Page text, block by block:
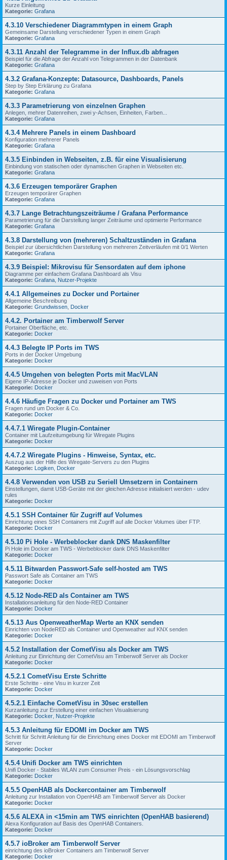
Kurze Einleitung
Kategorie: Grafana
4.3.10 Verschiedener Diagrammtypen in einem Graph
Gemeinsame Darstellung verschiedener Typen in einem Graph
Kategorie: Grafana
4.3.11 Anzahl der Telegramme in der Influx.db abfragen
Beispiel für die Abfrage der Anzahl von Telegrammen in der Datenbank
Kategorie: Grafana
4.3.2 Grafana-Konzepte: Datasource, Dashboards, Panels
Step by Step Erklärung zu Grafana
Kategorie: Grafana
4.3.3 Parametrierung von einzelnen Graphen
Anlegen, mehrer Datenreihen, zwei y-Achsen, Einheiten, Farben...
Kategorie: Grafana
4.3.4 Mehrere Panels in einem Dashboard
Konfiguration mehrerer Panels
Kategorie: Grafana
4.3.5 Einbinden in Webseiten, z.B. für eine Visualisierung
Einbindung von statischen oder dynamischen Graphen in Webseiten etc.
Kategorie: Grafana
4.3.6 Erzeugen temporärer Graphen
Erzeugen temporärer Graphen
Kategorie: Grafana
4.3.7 Lange Betrachtungszeiträume / Grafana Performance
Parametrierung für die Darstellung langer Zeiträume und optimierte Performance
Kategorie: Grafana
4.3.8 Darstellung von (mehreren) Schaltzuständen in Grafana
Beispiel zur übersichtlichen Darstellung von mehreren Zeitverläufen mit 0/1 Werten
Kategorie: Grafana
4.3.9 Beispiel: Mikrovisu für Sensordaten auf dem iphone
Diagramme per einfachem Grafana Dashboard als Visu
Kategorie: Grafana Nutzer-Projekte
4.4.1 Allgemeines zu Docker und Portainer
Allgemeine Beschreibung
Kategorie: Grundwissen Docker
4.4.2. Portainer am Timberwolf Server
Portainer Oberfläche, etc.
Kategorie: Docker
4.4.3 Belegte IP Ports im TWS
Ports in der Docker Umgebung
Kategorie: Docker
4.4.5 Umgehen von belegten Ports mit MacVLAN
Eigene IP-Adresse je Docker und zuweisen von Ports
Kategorie: Docker
4.4.6 Häufige Fragen zu Docker und Portainer am TWS
Fragen rund um Docker & Co.
Kategorie: Docker
4.4.7.1 Wiregate Plugin-Container
Container mit Laufzeitumgebung für Wiregate Plugins
Kategorie: Docker
4.4.7.2 Wiregate Plugins - Hinweise, Syntax, etc.
Auszug aus der Hilfe des Wiregate-Servers zu den Plugins
Kategorie: Logiken Docker
4.4.8 Verwenden von USB zu Seriell Umsetzern in Containern
Einstellungen, damit USB-Geräte mit der gleichen Adresse initialisiert werden - udev
rules
Kategorie: Docker
4.5.1 SSH Container für Zugriff auf Volumes
Einrichtung eines SSH Containers mit Zugriff auf alle Docker Volumes über FTP.
Kategorie: Docker
4.5.10 Pi Hole - Werbeblocker dank DNS Maskenfilter
Pi Hole im Docker am TWS - Werbeblocker dank DNS Maskenfilter
Kategorie: Docker
4.5.11 Bitwarden Passwort-Safe self-hosted am TWS
Passwort Safe als Container am TWS
Kategorie: Docker
4.5.12 Node-RED als Container am TWS
Installationsanleitung für den Node-RED Container
Kategorie: Docker
4.5.13 Aus OpenweatherMap Werte an KNX senden
Einrichten von NodeRED als Container und Openweather auf KNX senden
Kategorie: Docker
4.5.2 Installation der CometVisu als Docker am TWS
Anleitung zur Einrichtung der CometVisu am Timberwolf Server als Docker
Kategorie: Docker
4.5.2.1 CometVisu Erste Schritte
Erste Schritte - eine Visu in kurzer Zeit
Kategorie: Docker
4.5.2.1 Einfache CometVisu in 30sec erstellen
Kurzanleitung zur Erstellung einer einfachen Visualisierung
Kategorie: Docker Nutzer-Projekte
4.5.3 Anleitung für EDOMI im Docker am TWS
Schritt für Schritt Anleitung für die Einrichtung eines Docker mit EDOMI am Timberwolf
Server
Kategorie: Docker
4.5.4 Unifi Docker am TWS einrichten
Unifi Docker - Stabiles WLAN zum Consumer Preis - ein Lösungsvorschlag
Kategorie: Docker
4.5.5 OpenHAB als Dockercontainer am Timberwolf
Anleitung zur Installation von OpenHAB am Timberwolf Server als Docker
Kategorie: Docker
4.5.6 ALEXA in <15min am TWS einrichten (OpenHAB basierend)
Alexa Konfiguration auf Basis des OpenHAB Containers.
Kategorie: Docker
4.5.7 ioBroker am Timberwolf Server
einrichtung des ioBroker Containers am Timberwolf Server
Kategorie: Docker